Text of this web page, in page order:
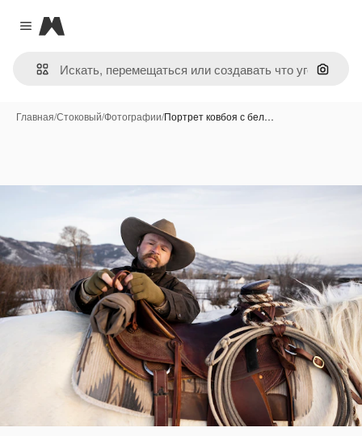
Close menu
Magnific
Поиск
Главная/Стоковый/Фотографии/Портрет ковбоя с бел…